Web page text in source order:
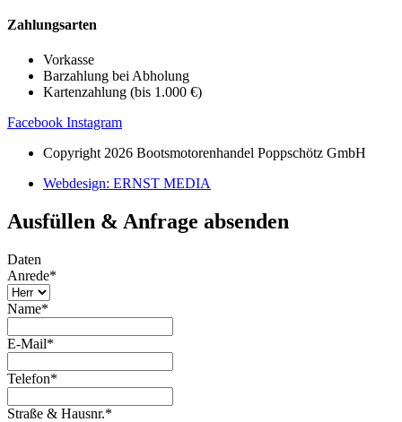
Zahlungsarten
Vorkasse
Barzahlung bei Abholung
Kartenzahlung (bis 1.000 €)
Facebook Instagram
Copyright 2026 Bootsmotorenhandel Poppschötz GmbH
Webdesign: ERNST MEDIA
Ausfüllen & Anfrage absenden
Daten
Anrede*
Name*
E-Mail*
Telefon*
Straße & Hausnr.*